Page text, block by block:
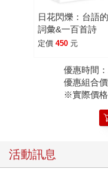
日花閃爍：台語
詞彙&一百首詩
定價 450 元
優惠時間
優惠組合價
※實際價
活動訊息